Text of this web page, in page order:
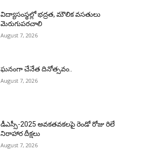
విద్యాసంస్థల్లో భద్రత, మౌలిక వసతులు
మెరుగుపరచాలి
August 7, 2026
ఘనంగా చేనేత దినోత్సవం..
August 7, 2026
డీఎస్సీ-2025 అవకతవకలపై రెండో రోజు రిలే
నిరాహార దీక్షలు
August 7, 2026